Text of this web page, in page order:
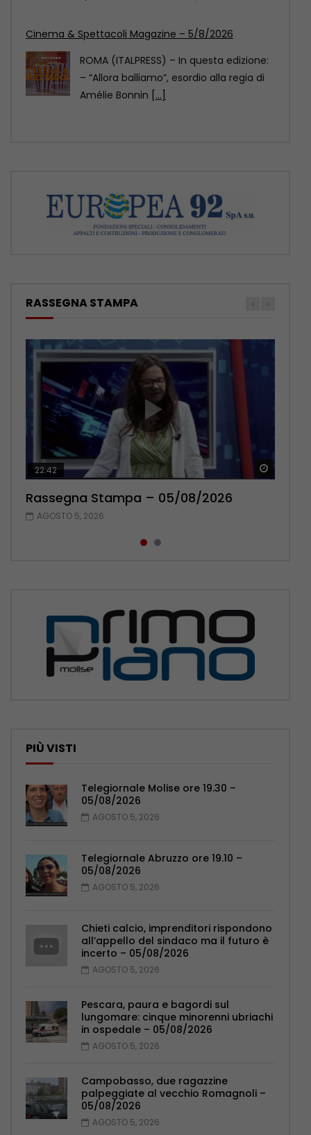
durante la Festa delle torce
Voci celestiali! Vestiti con i tradizionali
costumi dell’etnia Yi, questi bambini di
Liangshan, nel sud-ovest
RASSEGNA STAMPA
22:42
Rassegna Stampa – 05/08/2026
AGOSTO 5, 2026
16:52
Rassegna Stampa – 04/08/2026
AGOSTO 4, 2026
PIÙ VISTI
Telegiornale Molise ore 19.30 –
05/08/2026
AGOSTO 5, 2026
Telegiornale Abruzzo ore 19.10 –
05/08/2026
AGOSTO 5, 2026
Chieti calcio, imprenditori rispondono
all’appello del sindaco ma il futuro è
incerto – 05/08/2026
AGOSTO 5, 2026
Pescara, paura e bagordi sul
lungomare: cinque minorenni ubriachi
in ospedale – 05/08/2026
AGOSTO 5, 2026
Campobasso, due ragazzine
palpeggiate al vecchio Romagnoli –
05/08/2026
AGOSTO 5, 2026